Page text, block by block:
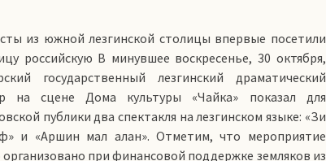
из южной лезгинской столицы впервые посетили
российскую В минувшее воскресенье, 30 октября,
государственный лезгинский драматический
на сцене Дома культуры «Чайка» показал для
публики два спектакля на лезгинском языке: «Зи
и «Аршин мал алан». Отметим, что мероприятие
при финансовой поддержке земляков из